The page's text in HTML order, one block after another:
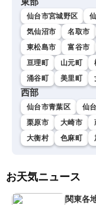
仙台市宮城野区
気仙沼市
名取市
東松島市
富谷市
亘理町
山元町
涌谷町
美里町
西部
仙台市青葉区 仙
栗原市
大崎市
大衡村
色麻町
お天気ニュース
関東各